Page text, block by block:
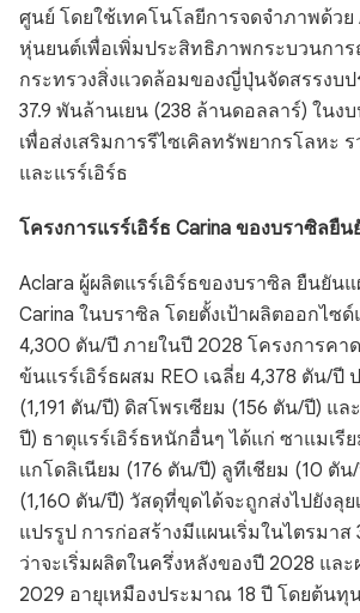
ศูนย์ โดยใช้เทคโนโลยีการจดจำภาพด้วย
หุ่นยนต์เพื่อเพิ่มประสิทธิภาพกระบวนกา
กระทรวงสิ่งแวดล้อมของญี่ปุ่นจัดสรรงบ
37.9 พันล้านเยน (238 ล้านดอลลาร์) ในง
เพื่อส่งเสริมการรีไซเคิลทรัพยากรโลหะ
และแรร์เอิร์ธ
โครงการแรร์เอิร์ธ Carina ของบราซิลยื
Aclara ผู้ผลิตแรร์เอิร์ธของบราซิล ยืนยัน
Carina ในบราซิล โดยตั้งเป้าผลิตออกไซ
4,300 ตัน/ปี ภายในปี 2028 โครงการคา
ข้นแรร์เอิร์ธผสม REO เฉลี่ย 4,378 ตัน/ปี
(1,191 ตัน/ปี) ดิสโพรเซียม (156 ตัน/ปี) แล
ปี) ธาตุแรร์เอิร์ธหนักอื่นๆ ได้แก่ ซาแมเรี
แกโดลิเนียม (176 ตัน/ปี) ลูทีเชียม (10 ตัน
(1,160 ตัน/ปี) วัสดุที่ขุดได้จะถูกส่งไปยังลุ
แปรรูป การก่อสร้างมีแผนเริ่มในไตรมาส
ว่าจะเริ่มผลิตในครึ่งหลังของปี 2028 แล
2029 อายุเหมืองประมาณ 18 ปี โดยต้นทุ